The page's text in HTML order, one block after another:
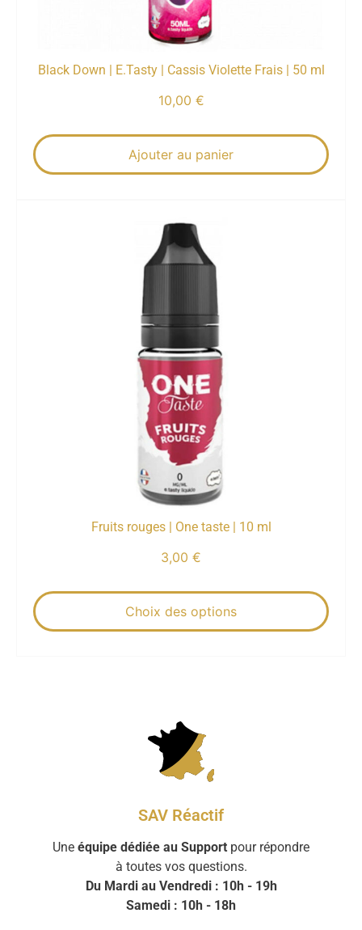
Black Down | E.Tasty | Cassis Violette Frais | 50 ml
10,00 €
Ajouter au panier
Fruits rouges | One taste | 10 ml
3,00 €
Choix des options
SAV Réactif
Une équipe dédiée au Support pour répondre
à toutes vos questions.
Du Mardi au Vendredi : 10h - 19h
Samedi : 10h - 18h